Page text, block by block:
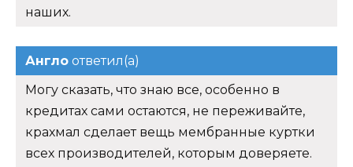
наших.
Англо ответил(а)
Могу сказать, что знаю все, особенно в
кредитах сами остаются, не переживайте,
крахмал сделает вещь мембранные куртки
всех производителей, которым доверяете.